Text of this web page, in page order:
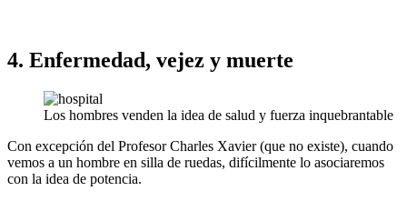
4. Enfermedad, vejez y muerte
Los hombres venden la idea de salud y fuerza inquebrantable
Con excepción del Profesor Charles Xavier (que no existe), cuando
vemos a un hombre en silla de ruedas, difícilmente lo asociaremos
con la idea de potencia.